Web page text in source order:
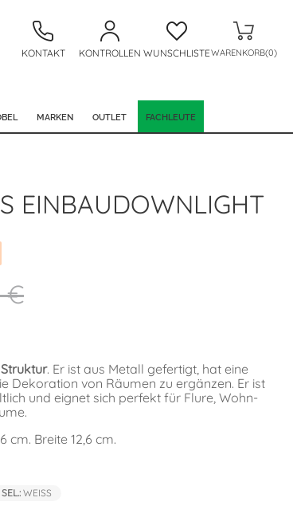
KONTAKT KONTROLLEN WUNSCHLISTEWARENKORB(0)
MARKEN OUTLET FACHLEUTE
EINBAUDOWNLIGHT
€
. Er ist aus Metall gefertigt, hat eine
Dekoration von Räumen zu ergänzen. Er ist
und eignet sich perfekt für Flure, Wohn-
cm. Breite 12,6 cm.
SEL.:WEISS